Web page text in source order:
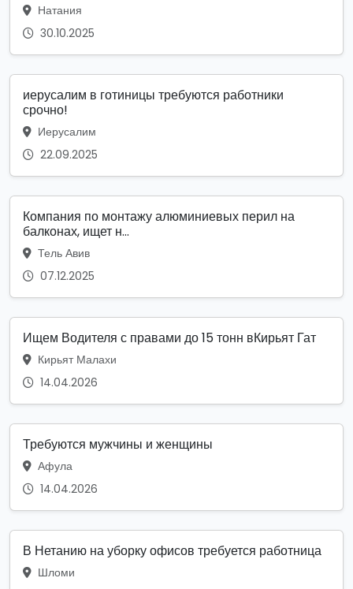
Натания
30.10.2025
иерусалим в готиницы требуются работники
срочно!
Иерусалим
22.09.2025
Компания по монтажу алюминиевых перил на
балконах, ищет н...
Тель Авив
07.12.2025
Ищем Водителя с правами до 15 тонн вКирьят Гат
Кирьят Малахи
14.04.2026
Требуются мужчины и женщины
Афула
14.04.2026
В Нетанию на уборку офисов требуется работница
Шломи